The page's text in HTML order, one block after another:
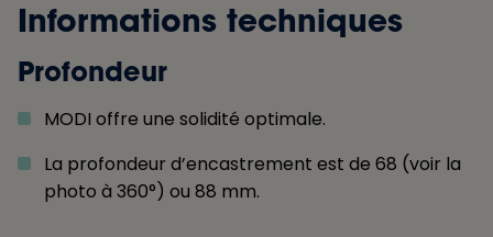
Informations techniques
Profondeur
MODI offre une solidité optimale.
La profondeur d’encastrement est de 68 (voir la
photo à 360°) ou 88 mm.